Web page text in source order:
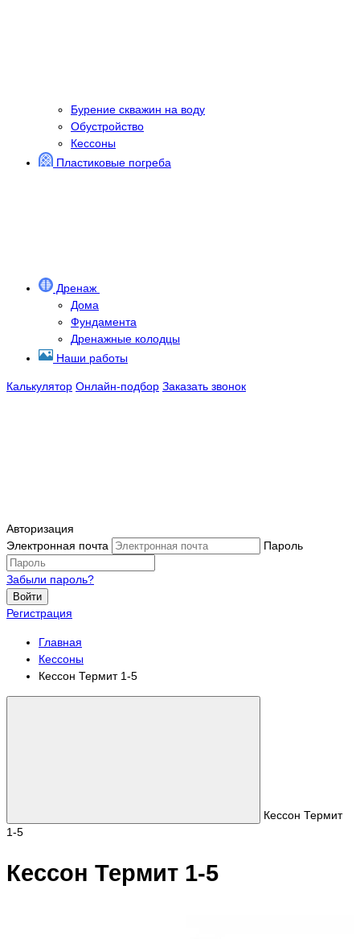
Бурение скважин на воду
Обустройство
Кессоны
Пластиковые погреба
Дренаж
Дома
Фундамента
Дренажные колодцы
Наши работы
Калькулятор Онлайн-подбор Заказать звонок
Авторизация
Электронная почта
Пароль
Забыли пароль?
Войти
Регистрация
Главная
Кессоны
Кессон Термит 1-5
Кессон Термит
1-5
Кессон Термит 1-5